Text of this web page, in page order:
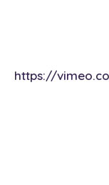
https://